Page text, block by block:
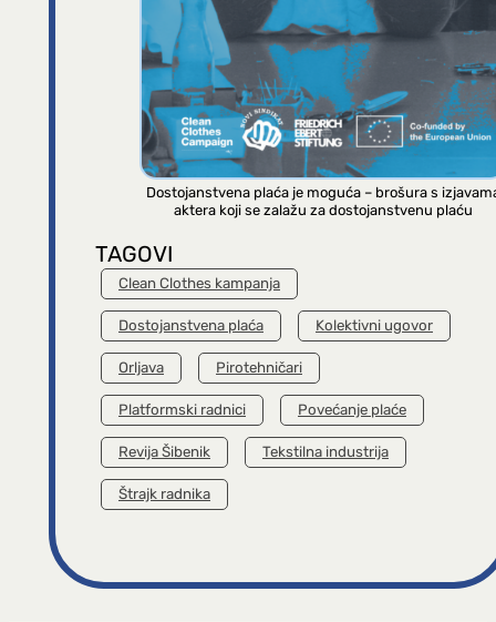
Dostojanstvena plaća je moguća – brošura s
aktera koji se zalažu za dostojanstvenu plaću
TAGOVI
Clean Clothes kampanja
Dostojanstvena plaća Kolektivni ugovor
Orljava Pirotehničari
Platformski radnici Povećanje plaće
Revija Šibenik Tekstilna industrija
Štrajk radnika